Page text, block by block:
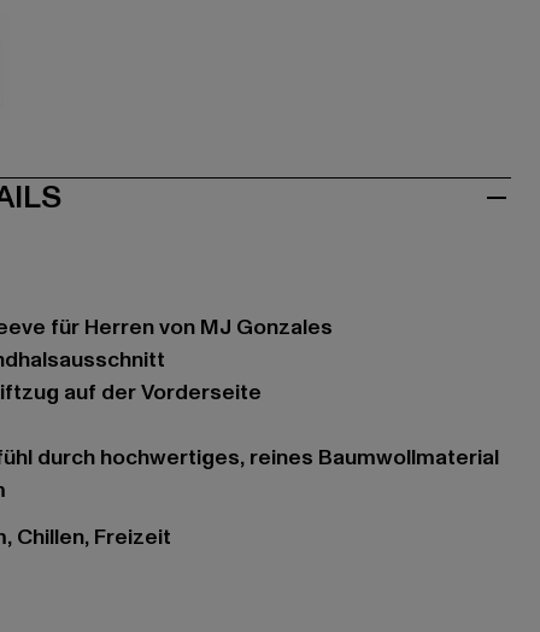
für Herren von MJ Gonzales
auf der Vorderseite
durch hochwertiges, reines Baumwollmaterial
Chillen, Freizeit